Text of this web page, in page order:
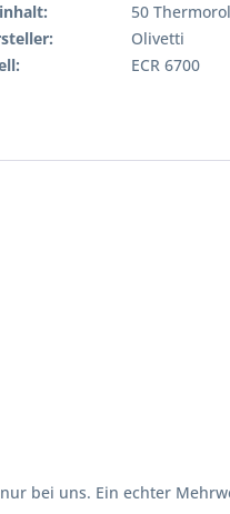
50
Olivetti
ECR 6700
bei uns. Ein echter